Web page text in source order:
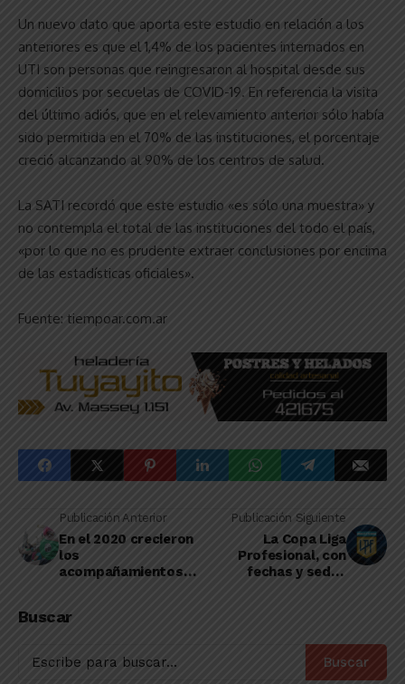
Un nuevo dato que aporta este estudio en relación a los
anteriores es que el 1,4% de los pacientes internados en
UTI son personas que reingresaron al hospital desde sus
domicilios por secuelas de COVID-19. En referencia la visita
del último adiós, que en el relevamiento anterior sólo había
sido permitida en el 70% de las instituciones, el porcentaje
creció alcanzando al 90% de los centros de salud.
La SATI recordó que este estudio «es sólo una muestra» y
no contempla el total de las instituciones del todo el país,
«por lo que no es prudente extraer conclusiones por encima
de las estadísticas oficiales».
Fuente: tiempoar.com.ar
Publicación Anterior
En el 2020 crecieron
los
acompañamientos
Publicación Siguiente
La Copa Liga
Profesional, con
fechas y sedes
Buscar
Buscar